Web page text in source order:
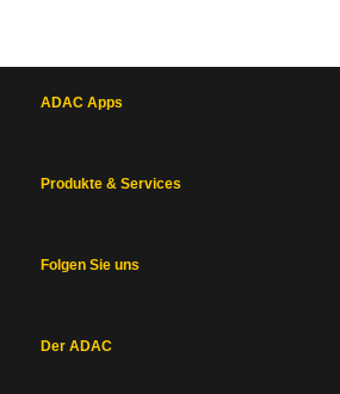
ADAC Apps
Produkte & Services
Folgen Sie uns
Der ADAC